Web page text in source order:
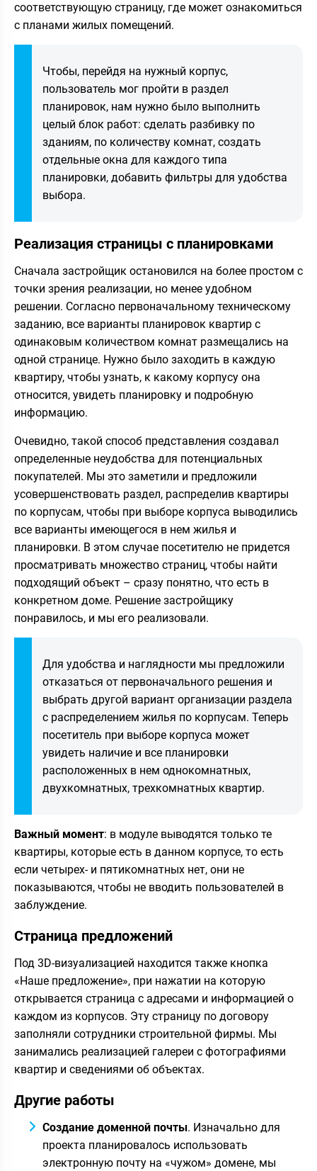
соответствующую страницу, где может ознакомиться
с планами жилых помещений.
Чтобы, перейдя на нужный корпус,
пользователь мог пройти в раздел
планировок, нам нужно было выполнить
целый блок работ: сделать разбивку по
зданиям, по количеству комнат, создать
отдельные окна для каждого типа
планировки, добавить фильтры для удобства
выбора.
Реализация страницы с планировками
Сначала застройщик остановился на более простом с
точки зрения реализации, но менее удобном
решении. Согласно первоначальному техническому
заданию, все варианты планировок квартир с
одинаковым количеством комнат размещались на
одной странице. Нужно было заходить в каждую
квартиру, чтобы узнать, к какому корпусу она
относится, увидеть планировку и подробную
информацию.
Очевидно, такой способ представления создавал
определенные неудобства для потенциальных
покупателей. Мы это заметили и предложили
усовершенствовать раздел, распределив квартиры
по корпусам, чтобы при выборе корпуса выводились
все варианты имеющегося в нем жилья и
планировки. В этом случае посетителю не придется
просматривать множество страниц, чтобы найти
подходящий объект – сразу понятно, что есть в
конкретном доме. Решение застройщику
понравилось, и мы его реализовали.
Для удобства и наглядности мы предложили
отказаться от первоначального решения и
выбрать другой вариант организации раздела
с распределением жилья по корпусам. Теперь
посетитель при выборе корпуса может
увидеть наличие и все планировки
расположенных в нем однокомнатных,
двухкомнатных, трехкомнатных квартир.
Важный момент: в модуле выводятся только те
квартиры, которые есть в данном корпусе, то есть
если четырех- и пятикомнатных нет, они не
показываются, чтобы не вводить пользователей в
заблуждение.
Страница предложений
Под 3D-визуализацией находится также кнопка
«Наше предложение», при нажатии на которую
открывается страница с адресами и информацией о
каждом из корпусов. Эту страницу по договору
заполняли сотрудники строительной фирмы. Мы
занимались реализацией галереи с фотографиями
квартир и сведениями об объектах.
Другие работы
Создание доменной почты. Изначально для
проекта планировалось использовать
электронную почту на «чужом» домене, мы